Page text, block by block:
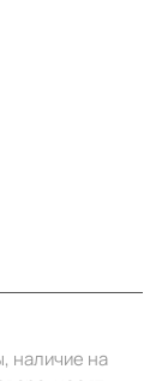
наличие на